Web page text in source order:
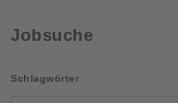
Jobsuche
SchlagwörterSchlüsselwort